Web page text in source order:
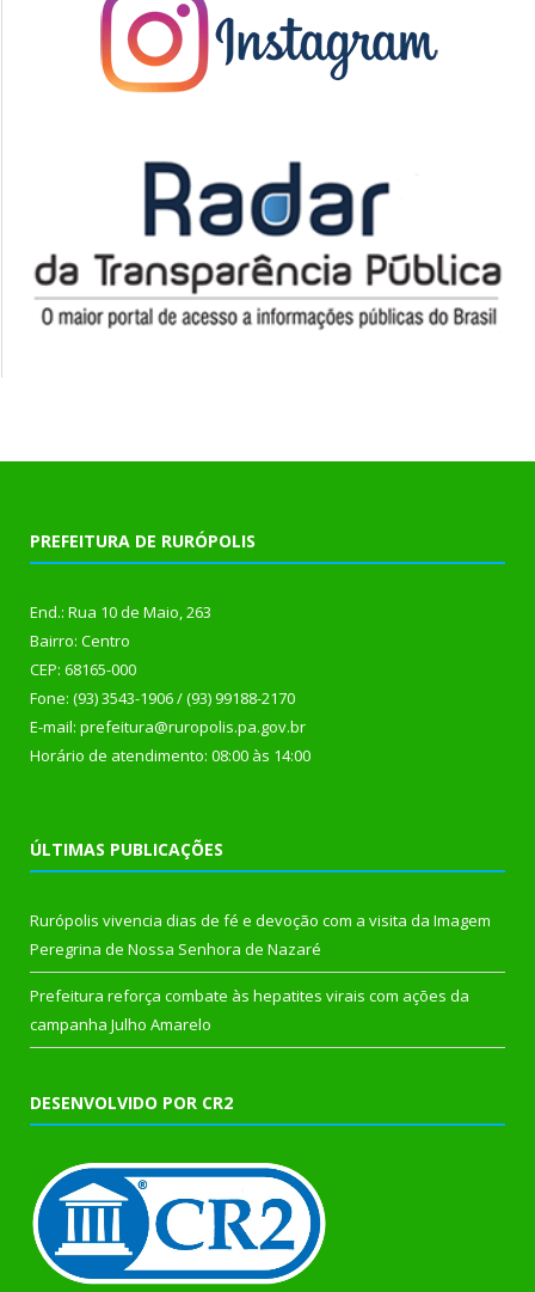
PREFEITURA DE RURÓPOLIS
End.: Rua 10 de Maio, 263
Bairro: Centro
CEP: 68165-000
Fone: (93) 3543-1906 / (93) 99188-2170
E-mail: prefeitura@ruropolis.pa.gov.br
Horário de atendimento: 08:00 às 14:00
ÚLTIMAS PUBLICAÇÕES
Rurópolis vivencia dias de fé e devoção com a visita da Imagem
Peregrina de Nossa Senhora de Nazaré
Prefeitura reforça combate às hepatites virais com ações da
campanha Julho Amarelo
DESENVOLVIDO POR CR2